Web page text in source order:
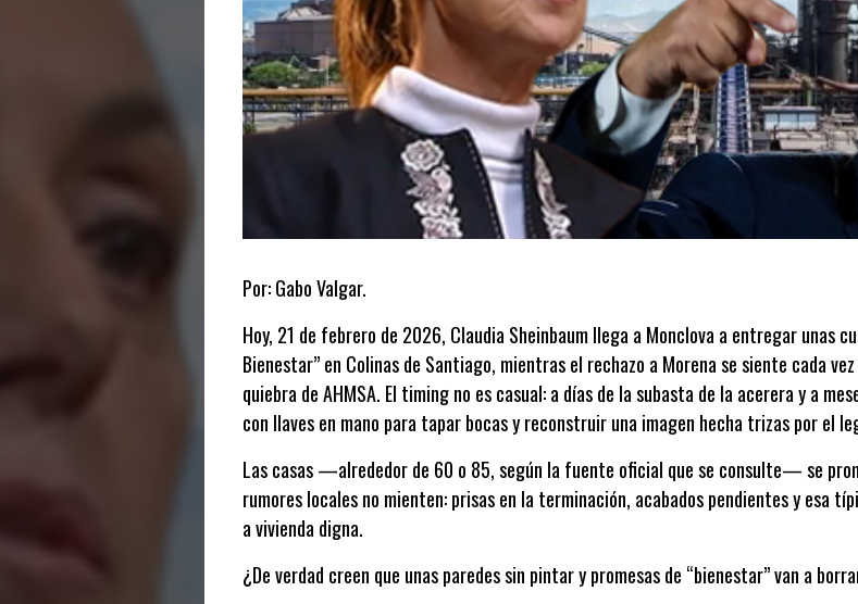
Por: Gabo Valgar.
Hoy, 21 de febrero de 2026, Claudia Sheinbaum llega a Monclova a entregar unas
Bienestar” en Colinas de Santiago, mientras el rechazo a Morena se siente cada
quiebra de AHMSA. El timing no es casual: a días de la subasta de la acerera y a
con llaves en mano para tapar bocas y reconstruir una imagen hecha trizas por el
Las casas —alrededor de 60 o 85, según la fuente oficial que se consulte— se
rumores locales no mienten: prisas en la terminación, acabados pendientes y esa
a vivienda digna.
¿De verdad creen que unas paredes sin pintar y promesas de “bienestar” van a